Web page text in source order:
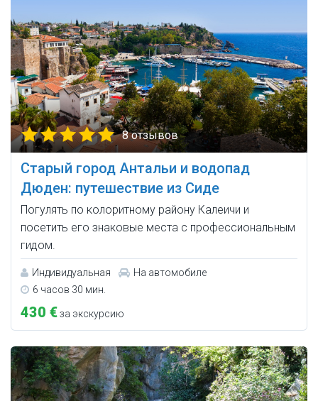
8 отзывов
Старый город Антальи и водопад
Дюден: путешествие из Сиде
Погулять по колоритному району Калеичи и
посетить его знаковые места с профессиональным
гидом.
Индивидуальная
На автомобиле
6 часов 30 мин.
430 €за экскурсию